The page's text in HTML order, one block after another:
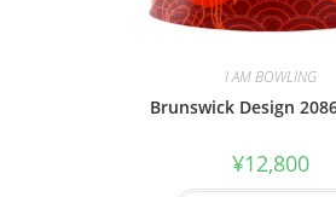
I AM BOWLING
Brunswick Design
¥12,800